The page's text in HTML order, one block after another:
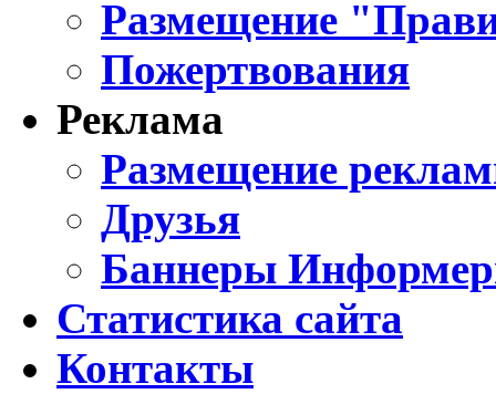
Размещение
Пожертвования
Реклама
Размещение
Друзья
Баннеры
Статистика сайта
Контакты